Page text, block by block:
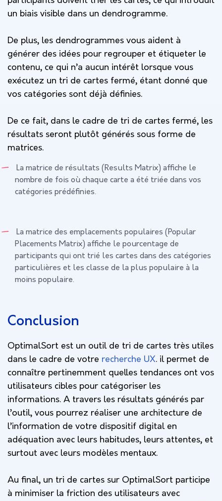
un biais visible dans un dendrogramme.
De plus, les dendrogrammes vous aident à
générer des idées pour regrouper et étiqueter le
contenu, ce qui n’a aucun intérêt lorsque vous
exécutez un tri de cartes fermé, étant donné que
vos catégories sont déjà définies.
De ce fait, dans le cadre de tri de cartes fermé, les
résultats seront plutôt générés sous forme de
matrices.
La matrice de résultats (Results Matrix) affiche le
nombre de fois où chaque carte a été triée dans vos
catégories prédéfinies.
La matrice des emplacements populaires (Popular
Placements Matrix) affiche le pourcentage de
participants qui ont trié les cartes dans des catégories
particulières et les classe de la plus populaire à la
moins populaire.
Conclusion
OptimalSort est un outil de tri de cartes très utiles
dans le cadre de votre recherche UX. il permet de
connaître pertinemment quelles tendances ont vos
utilisateurs cibles pour catégoriser les
informations. A travers les résultats générés par
l’outil, vous pourrez réaliser une architecture de
l’information de votre dispositif digital en
adéquation avec leurs habitudes, leurs attentes, et
surtout avec leurs modèles mentaux.
Au final, un tri de cartes sur OptimalSort participe
à minimiser la friction des utilisateurs avec